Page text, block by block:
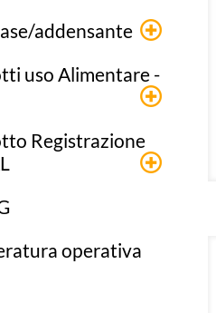
addensante
uso Alimentare -
Registrazione
operativa